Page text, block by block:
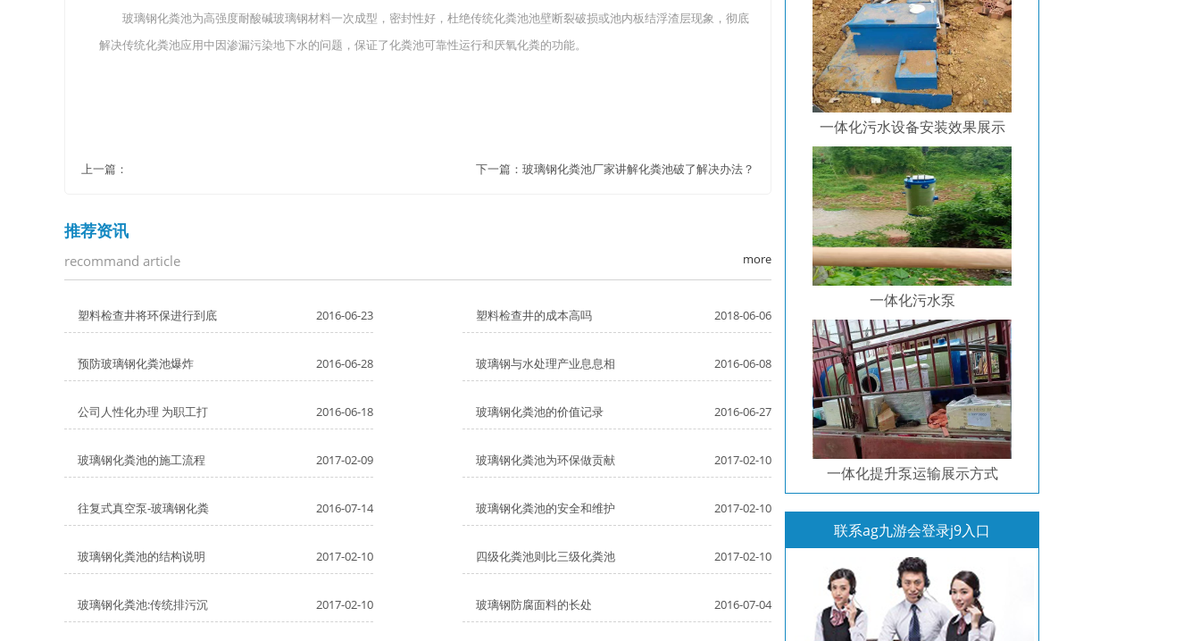
使用成都玻璃钢化粪池的七大好处你都记住了吗？
玻璃钢化粪池为高强度耐酸碱玻璃钢材料一次成型，密封性好，杜绝传统化粪池池壁断裂破损或池内板结浮渣层现象，彻底
解决传统化粪池应用中因渗漏污染地下水的问题，保证了化粪池可靠性运行和厌氧化粪的功能。
上一篇： 下一篇： 玻璃钢化粪池厂家讲解化粪池破了解决办法？
推荐资讯
recommand article more
塑料检查井将环保进行到底 2016-06-23 塑料检查井的成本高吗 2018-06-06
预防玻璃钢化粪池爆炸 2016-06-28 玻璃钢与水处理产业息息相 2016-06-08
公司人性化办理 为职工打 2016-06-18 玻璃钢化粪池的价值记录 2016-06-27
玻璃钢化粪池的施工流程 2017-02-09 玻璃钢化粪池为环保做贡献 2017-02-10
往复式真空泵-玻璃钢化粪 2016-07-14 玻璃钢化粪池的安全和维护 2017-02-10
玻璃钢化粪池的结构说明 2017-02-10 四级化粪池则比三级化粪池 2017-02-10
玻璃钢化粪池:传统排污沉 2017-02-10 玻璃钢防腐面料的长处 2016-07-04
一体化污水设备安装效果展示
一体化污水泵
一体化提升泵运输展示方式
联系ag九游会登录j9入口